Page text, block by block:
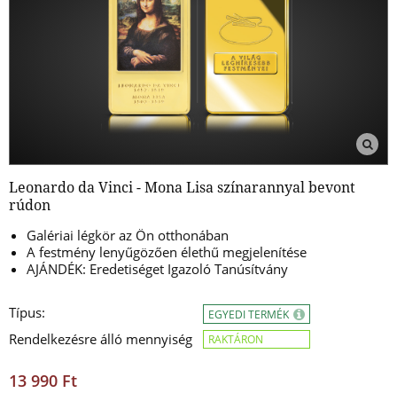
Leonardo da Vinci - Mona Lisa színarannyal bevont
rúdon
Galériai légkör az Ön otthonában
A festmény lenyűgözően élethű megjelenítése
AJÁNDÉK: Eredetiséget Igazoló Tanúsítvány
Típus:
Rendelkezésre álló mennyiség
EGYEDI TERMÉK
RAKTÁRON
13 990 Ft